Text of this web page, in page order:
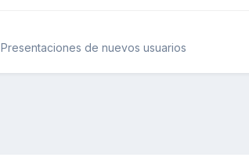
Presentaciones de nuevos usuarios